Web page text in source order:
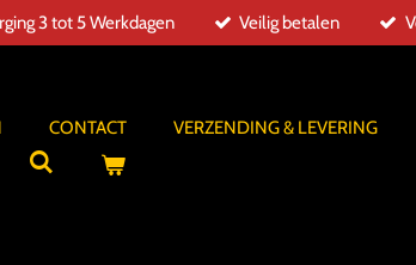
3 tot 5 Werkdagen Veilig betalen
CONTACT VERZENDING & LEVERING